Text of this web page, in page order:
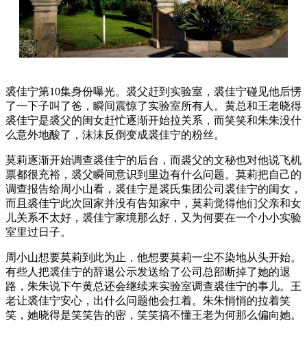
裘佳宁第10集身份曝光。裘父赶到实验室，裘佳宁碰见他后愣
了一下子叫了爸，瞬间震惊了实验室所有人。黄总和王老晓得
裘佳宁是裘父的闺女赶忙逐渐开始拉关系，而笑笑和朱朱没什
么意外地酸了，沫沫反倒变成裘佳宁的粉丝。
莫莉逐渐开始调查裘佳宁的后台，而裘父的文秘也对他说飞机
票都很充裕，裘父瞬间意识到里边有什么问题。莫莉把自己的
调查报告给周小山看，裘佳宁是裘氏集团公司裘佳宁的闺女，
而且裘佳宁此次回家并没有告知家中，莫莉觉得他们父亲和女
儿关系不太好，裘佳宁家境那么好，又为何要在一个小小实验
室里过日子。
周小山想要莫莉到此为止，他想要莫莉一尘不染地从头开始。
有些人把裘佳宁的辞退公示发送给了公司总部断掉了她的退
路，朱朱说下午黄总还会继续来实验室调查裘佳宁的事儿。王
老让裘佳宁安心，出什么问题他会扛着。朱朱悄悄的拉着笑
笑，她晓得是笑笑告的密，笑笑搞不懂王老为何那么偏向她。